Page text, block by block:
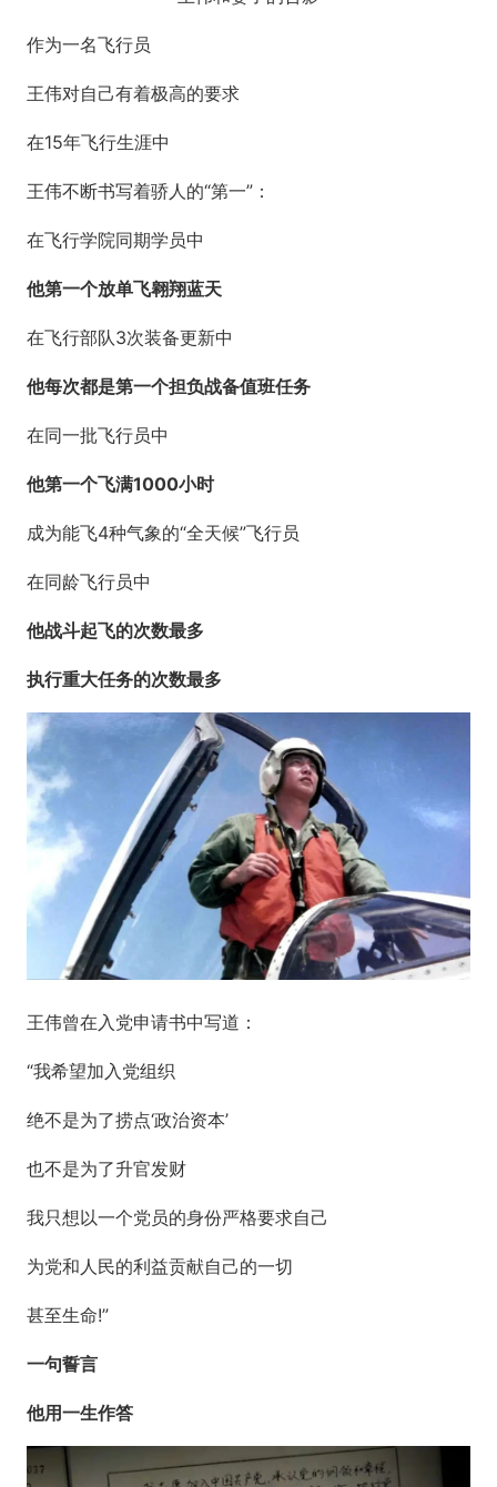
作为一名飞行员
王伟对自己有着极高的要求
在15年飞行生涯中
王伟不断书写着骄人的“第一”：
在飞行学院同期学员中
他第一个放单飞翱翔蓝天
在飞行部队3次装备更新中
他每次都是第一个担负战备值班任务
在同一批飞行员中
他第一个飞满1000小时
成为能飞4种气象的“全天候”飞行员
在同龄飞行员中
他战斗起飞的次数最多
执行重大任务的次数最多
王伟曾在入党申请书中写道：
“我希望加入党组织
绝不是为了捞点‘政治资本’
也不是为了升官发财
我只想以一个党员的身份严格要求自己
为党和人民的利益贡献自己的一切
甚至生命!”
一句誓言
他用一生作答